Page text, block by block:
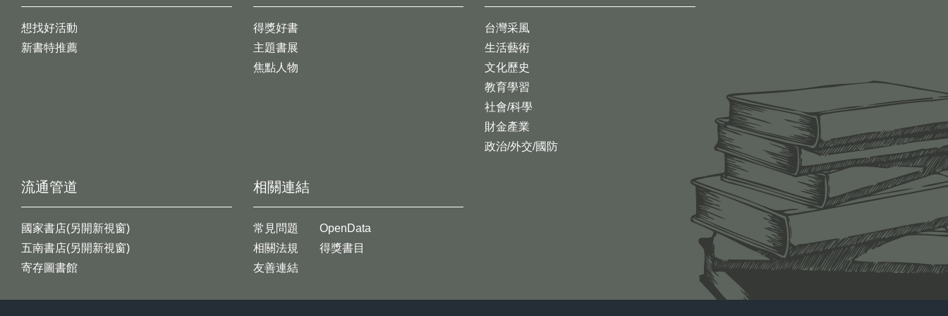
想找好活動
新書特推薦
台灣采風
生活藝術
文化歷史
教育學習
社會/科學
財金產業
政治/外交/國防
得獎好書
主題書展
焦點人物
流通管道
國家書店(另開新視窗)
五南書店(另開新視窗)
寄存圖書館
相關連結
常見問題
相關法規
友善連結
OpenData
得獎書目